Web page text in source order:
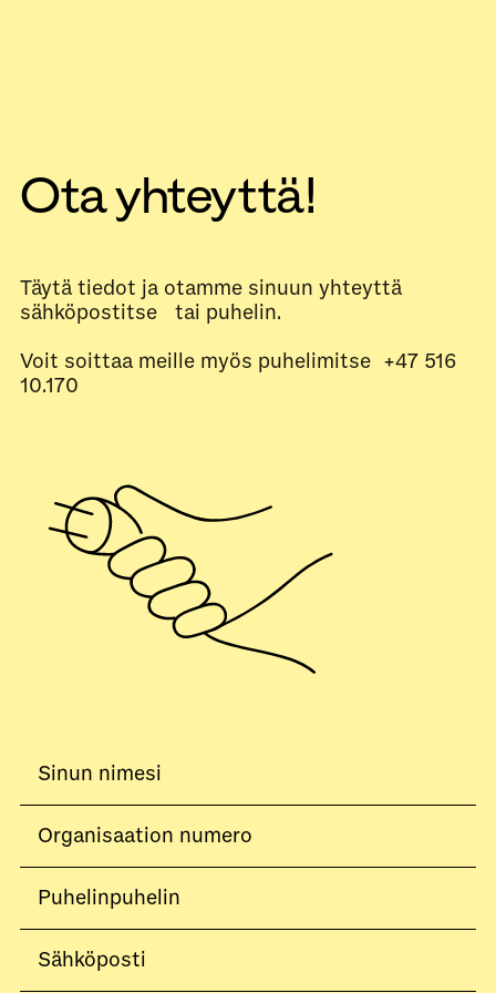
Ota yhteyttä!
Täytä tiedot ja otamme sinuun yhteyttä
sähköpostitse tai puhelin.
Voit soittaa meille myös puhelimitse +47 516
10.170